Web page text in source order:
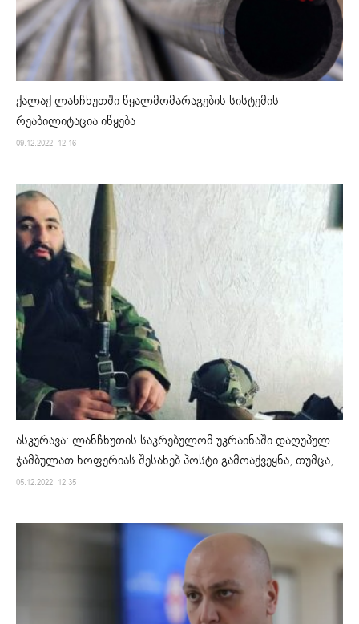
ქალაქ ლანჩხუთში წყალმომარაგების სისტემის
რეაბილიტაცია იწყება
09.12.2022. 12:16
ასკურავა: ლანჩხუთის საკრებულომ უკრაინაში დაღუპულ
ჯამბულათ ხოფერიას შესახებ პოსტი გამოაქვეყნა, თუმცა,...
05.12.2022. 12:35